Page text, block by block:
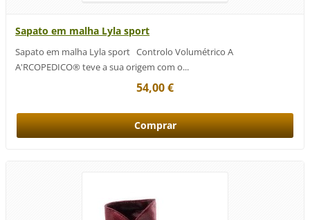
Sapato em malha Lyla sport
Sapato em malha Lyla sport Controlo Volumétrico A
A'RCOPEDICO® teve a sua origem com o...
54,00 €